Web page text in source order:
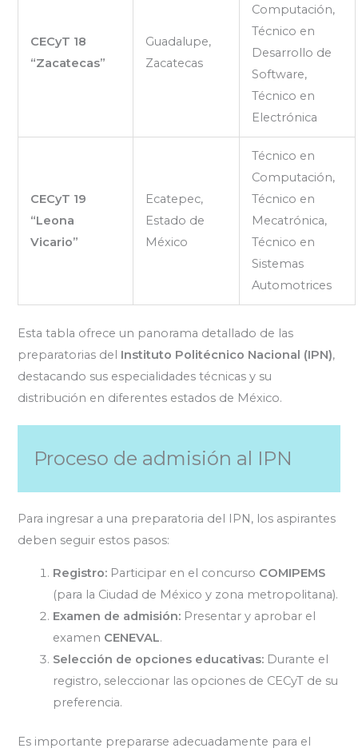
CECyT 18
“Zacatecas”
Guadalupe,
Zacatecas
Computación,
Técnico en
Desarrollo de
Software,
Técnico en
Electrónica
CECyT 19
“Leona
Vicario”
Ecatepec,
Estado de
México
Técnico en
Computación,
Técnico en
Mecatrónica,
Técnico en
Sistemas
Automotrices
Esta tabla ofrece un panorama detallado de las
preparatorias del Instituto Politécnico Nacional (IPN),
destacando sus especialidades técnicas y su
distribución en diferentes estados de México.
Proceso de admisión al IPN
Para ingresar a una preparatoria del IPN, los aspirantes
deben seguir estos pasos:
Registro: Participar en el concurso COMIPEMS
(para la Ciudad de México y zona metropolitana).
Examen de admisión: Presentar y aprobar el
examen CENEVAL.
Selección de opciones educativas: Durante el
registro, seleccionar las opciones de CECyT de su
preferencia.
Es importante prepararse adecuadamente para el